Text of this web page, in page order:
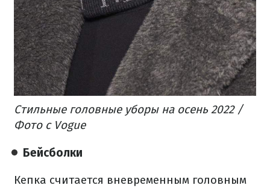
Стильные головные уборы на осень 2022 /
Фото с Vogue
Бейсболки
Кепка считается вневременным головным